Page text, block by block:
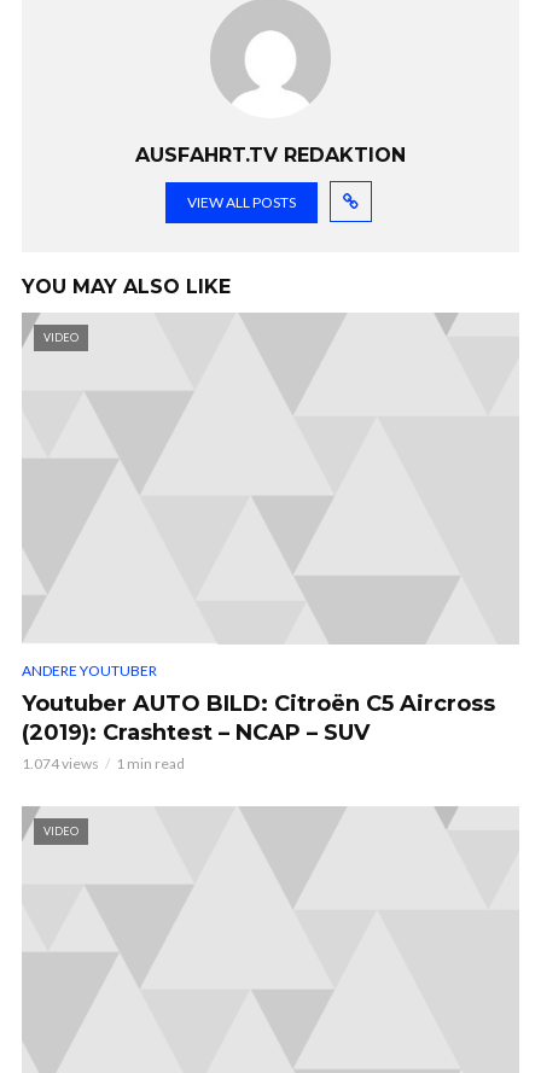
AUSFAHRT.TV REDAKTION
VIEW ALL POSTS
YOU MAY ALSO LIKE
VIDEO
ANDERE YOUTUBER
Youtuber AUTO BILD: Citroën C5 Aircross
(2019): Crashtest – NCAP – SUV
1.074 views 1 min read
VIDEO